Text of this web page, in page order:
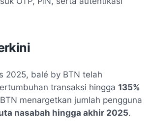
2025, balé by BTN telah
transaksi hingga 135%
menargetkan jumlah pengguna
nasabah hingga akhir 2025.